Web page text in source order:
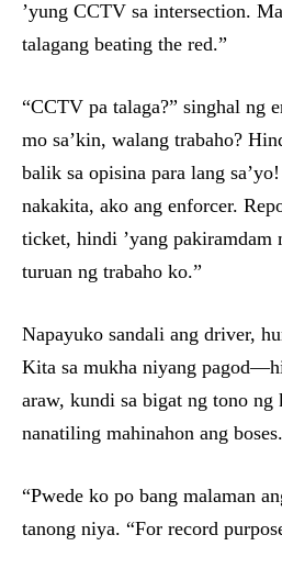
’yung CCTV sa intersection.
talagang beating the red.”
“CCTV pa talaga?” singhal ng
mo sa’kin, walang trabaho?
balik sa opisina para lang
nakakita, ako ang enforcer.
ticket, hindi ’yang pakiramdam
turuan ng trabaho ko.”
Napayuko sandali ang driver,
Kita sa mukha niyang
araw, kundi sa bigat ng tono ng
nanatiling mahinahon ang boses.
“Pwede ko po bang malaman
tanong niya. “For record